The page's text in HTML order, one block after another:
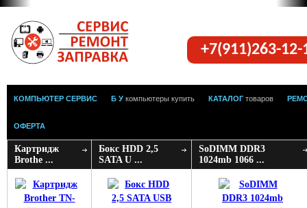
+7(911)263-
КОМПЬЮТЕР СЕРВИС Б У компьютеры купить КАТАЛОГ товаров
ОФЕРТА
Картридж
Brothe ...
Бокс HDD 2,5
SATA U ...
SoDIMM DDR3
1024mb 1066 ...